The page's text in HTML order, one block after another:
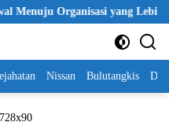
Organisasi yang Lebih
Nissan Bulutangkis